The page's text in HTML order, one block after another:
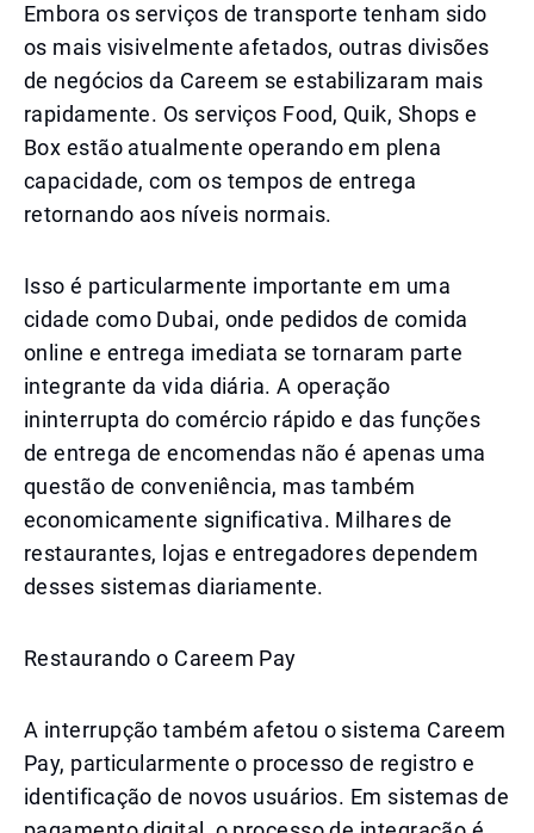
Embora os serviços de transporte tenham sido
os mais visivelmente afetados, outras divisões
de negócios da Careem se estabilizaram mais
rapidamente. Os serviços Food, Quik, Shops e
Box estão atualmente operando em plena
capacidade, com os tempos de entrega
retornando aos níveis normais.
Isso é particularmente importante em uma
cidade como Dubai, onde pedidos de comida
online e entrega imediata se tornaram parte
integrante da vida diária. A operação
ininterrupta do comércio rápido e das funções
de entrega de encomendas não é apenas uma
questão de conveniência, mas também
economicamente significativa. Milhares de
restaurantes, lojas e entregadores dependem
desses sistemas diariamente.
Restaurando o Careem Pay
A interrupção também afetou o sistema Careem
Pay, particularmente o processo de registro e
identificação de novos usuários. Em sistemas de